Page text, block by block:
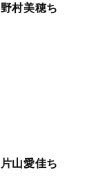
村美穂ち
山愛佳ち